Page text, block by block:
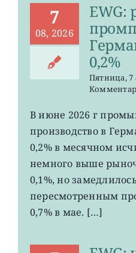
7
08, 2026
EWG:
0,2%
Пятница, 7
В июне 2026 г
производство в
0,2% в месячном
немного выше
0,1%, но
пересмотренным
0,7% в мае. […]